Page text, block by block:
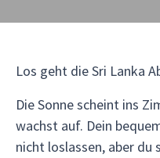
Los geht die Sri Lanka
Die Sonne scheint ins
wachst auf. Dein
nicht loslassen, aber du